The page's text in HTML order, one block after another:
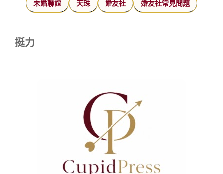
未婚聯誼 天珠 婚友社 婚友社常見問題
挺力